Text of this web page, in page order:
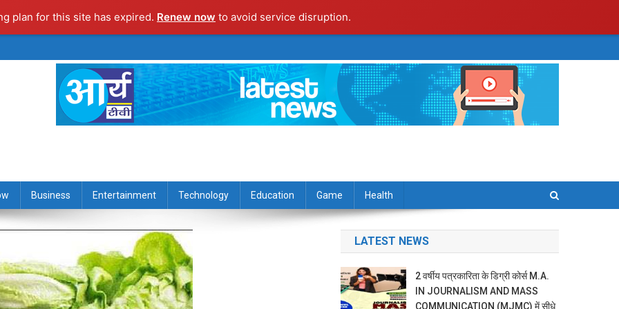
plan for this site has expired. Renew now to avoid service disruption.
Business Entertainment Technology Education Game Health
LATEST NEWS
2 वर्षीय पत्रकारिता के डिग्री कोर्स M.A.
IN JOURNALISM AND MASS
COMMUNICATION (MJMC) में सीधे